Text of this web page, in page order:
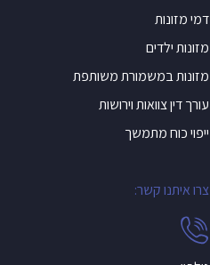
דמי מזונות
מזונות ילדים
מזונות במשמורת משותפת
עורך דין צוואות וירושות
ייפוי כוח מתמשך
צרו איתנו קשר: